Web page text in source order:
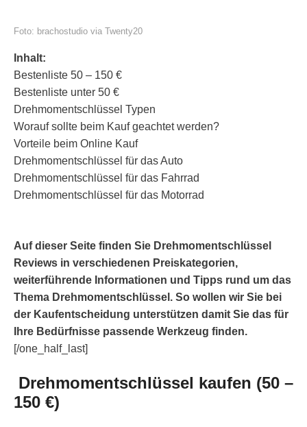
Foto: brachostudio via Twenty20
Inhalt:
Bestenliste 50 – 150 €
Bestenliste unter 50 €
Drehmomentschlüssel Typen
Worauf sollte beim Kauf geachtet werden?
Vorteile beim Online Kauf
Drehmomentschlüssel für das Auto
Drehmomentschlüssel für das Fahrrad
Drehmomentschlüssel für das Motorrad
Auf dieser Seite finden Sie Drehmomentschlüssel
Reviews in verschiedenen Preiskategorien,
weiterführende Informationen und Tipps rund um das
Thema Drehmomentschlüssel. So wollen wir Sie bei
der Kaufentscheidung unterstützen damit Sie das für
Ihre Bedürfnisse passende Werkzeug finden.
[/one_half_last]
Drehmomentschlüssel kaufen (50 –
150 €)